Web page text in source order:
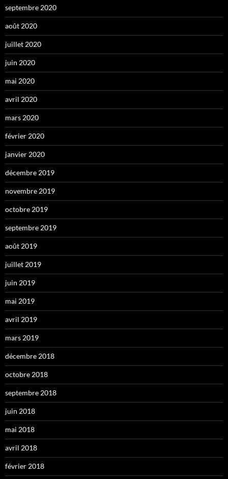
septembre 2020
août 2020
juillet 2020
juin 2020
mai 2020
avril 2020
mars 2020
février 2020
janvier 2020
décembre 2019
novembre 2019
octobre 2019
septembre 2019
août 2019
juillet 2019
juin 2019
mai 2019
avril 2019
mars 2019
décembre 2018
octobre 2018
septembre 2018
juin 2018
mai 2018
avril 2018
février 2018